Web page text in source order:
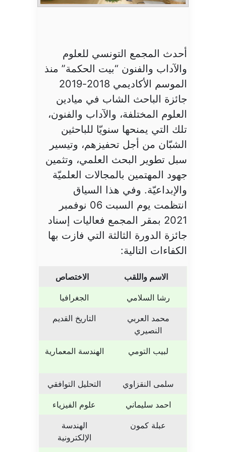
أحدث المجمع التونسي للعلوم
والآداب والفنون “بيت الحكمة” منذ
الموسم الأكاديمي 2018-2019
جائزة الباحث الشاب في ميادين
العلوم المختلفة، والآداب والفنون،
تلك التي يمنحها سنويّا للباحثين
الشبّان من أجل تحفيزهم، وتيسير
سبل تطوير البحث العلمي، وتثمين
جهود المهتمين بالمجالات العلميّة
والإبداعيّة. وفي هذا السياق
انتظمت يوم السبت 06 نوفمبر
2021 بمقر المجمع فعاليات إسناد
جائزة الدورة الثالثة التي فازت بها
الكفاءات التالية:
الاسم واللقب الاختصاص
رشا السلامي الجغرافيا
محمد العربي
النصيري
التاريخ القديم
لبيب التومي الهندسة المعمارية
سلمى النقزاوي التحليل التوافقي
احمد سليماني علوم الفيزياء
عبلة كمون
الهندسة
الإلكترونية